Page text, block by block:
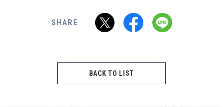
SHARE
BACK TO LIST